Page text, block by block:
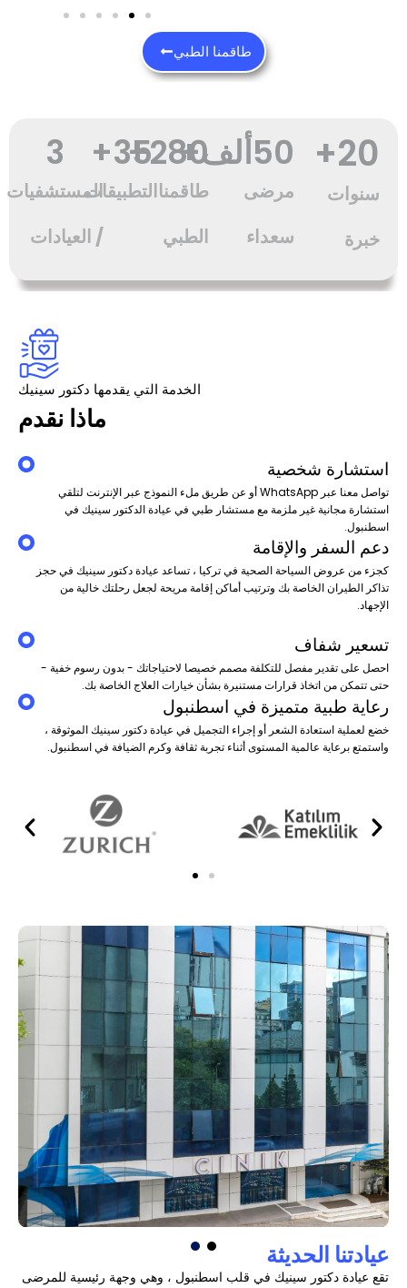
طاقمنا الطبي
سنوات
خبرة
20
+
مرضى
سعداء
50ألف+
طاقمنا
الطبي
280
+
التطبيقات
35
+
المستشفيات
/ العيادات
3
الخدمة التي يقدمها دكتور سينيك
ماذا نقدم
استشارة شخصية
تواصل معنا عبر WhatsApp أو عن طريق ملء النموذج عبر الإنترنت لتلقي
استشارة مجانية غير ملزمة مع مستشار طبي في عيادة الدكتور سينيك في
اسطنبول.
دعم السفر والإقامة
كجزء من عروض السياحة الصحية في تركيا ، تساعد عيادة دكتور سينيك في حجز
تذاكر الطيران الخاصة بك وترتيب أماكن إقامة مريحة لجعل رحلتك خالية من
الإجهاد.
تسعير شفاف
احصل على تقدير مفصل للتكلفة مصمم خصيصا لاحتياجاتك - بدون رسوم خفية -
حتى تتمكن من اتخاذ قرارات مستنيرة بشأن خيارات العلاج الخاصة بك.
رعاية طبية متميزة في اسطنبول
خضع لعملية استعادة الشعر أو إجراء التجميل في عيادة دكتور سينيك الموثوقة ،
واستمتع برعاية عالمية المستوى أثناء تجربة ثقافة وكرم الضيافة في اسطنبول.
عيادتنا الحديثة
تقع عيادة دكتور سينيك في قلب اسطنبول ، وهي وجهة رئيسية للمرضى